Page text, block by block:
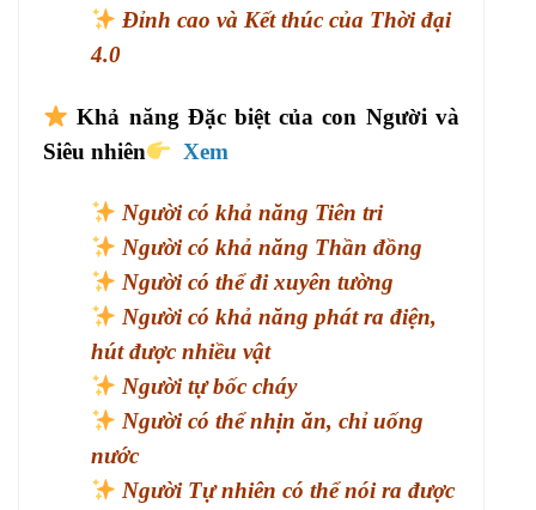
Đỉnh cao và Kết thúc của Thời đại
4.0
Khả năng Đặc biệt của con Người và
Siêu nhiên
Xem
Người có khả năng Tiên tri
Người có khả năng Thần đồng
Người có thể đi xuyên tường
Người có khả năng phát ra điện,
hút được nhiều vật
Người tự bốc cháy
Người có thể nhịn ăn, chỉ uống
nước
Người Tự nhiên có thể nói ra được